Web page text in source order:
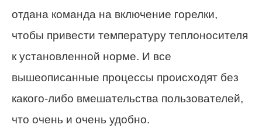
отдана команда на включение горелки,
чтобы привести температуру теплоносителя
к установленной норме. И все
вышеописанные процессы происходят без
какого-либо вмешательства пользователей,
что очень и очень удобно.